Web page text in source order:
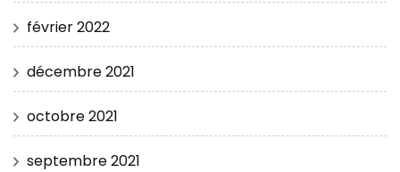
février 2022
décembre 2021
octobre 2021
septembre 2021